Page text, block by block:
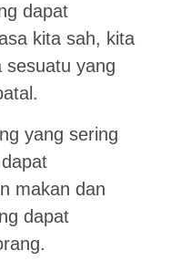
dapat
kita sah, kita
sesuatu yang
yang sering
makan dan
dapat